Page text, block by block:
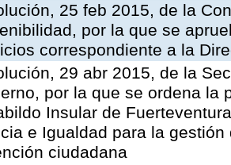
25 feb 2015, de la
por la que se
correspondiente a la
29 abr 2015, de la
por la que se ordena la
Insular de
e Igualdad para la
ciudadana